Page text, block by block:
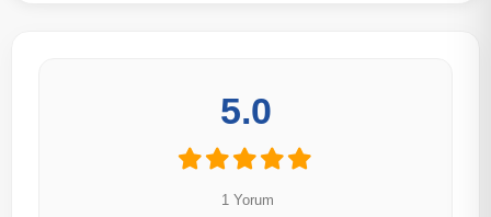
5.0
1 Yorum